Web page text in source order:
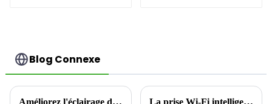
Blog Connexe